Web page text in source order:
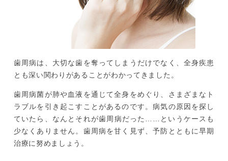
歯周病は、大切な歯を奪ってしまうだけでなく、全身疾患
とも深い関わりがあることがわかってきました。
歯周病菌が肺や血液を通じて全身をめぐり、さまざまなト
ラブルを引き起こすことがあるのです。病気の原因を探し
ていたら、なんとそれが歯周病だった……というケースも
少なくありません。歯周病を甘く見ず、予防とともに早期
治療に努めましょう。